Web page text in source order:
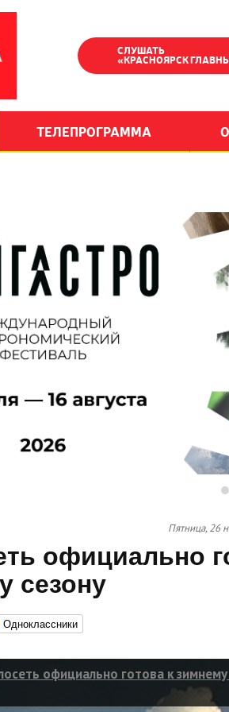
СЛУШАТЬ
«КРАСНОЯРСК
ТЕЛЕПРОГРАММА
Пятница, 26
официально
сезону
Одноклассники
официально готова к зимнему